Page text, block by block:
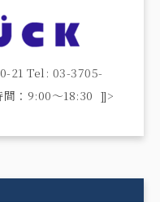
21 Tel: 03-3705-
：9:00〜18:30 ]]>